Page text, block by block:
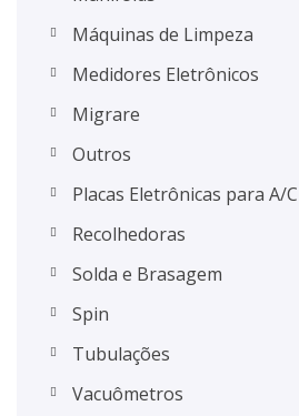
Máquinas de Limpeza
Medidores Eletrônicos
Migrare
Outros
Placas Eletrônicas para A/C
Recolhedoras
Solda e Brasagem
Spin
Tubulações
Vacuômetros